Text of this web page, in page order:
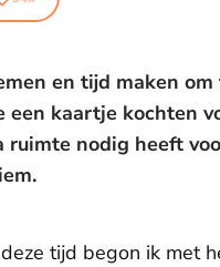
en tijd maken
een kaartje kochten
ruimte nodig heeft
tijd begon ik met